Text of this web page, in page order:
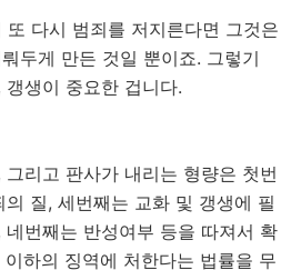
다시 범죄를 저지른다면 그것은
두게 만든 것일 뿐이죠. 그렇기
생이 중요한 겁니다.
리고 판사가 내리는 형량은 첫번
질, 세번째는 교화 및 갱생에 필
번째는 반성여부 등을 따져서 확
하의 징역에 처한다는 법률을 무